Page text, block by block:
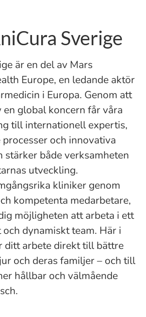
Sverige
är en del av Mars
Europe, en ledande aktör
i Europa. Genom att
en global koncern får våra
till internationell expertis,
och innovativa
stärker både verksamheten
utveckling.
kliniker genom
kompetenta medarbetare,
möjligheten att arbeta i ett
dynamiskt team. Här i
ditt arbete direkt till bättre
och deras familjer – och till
hållbar och välmående